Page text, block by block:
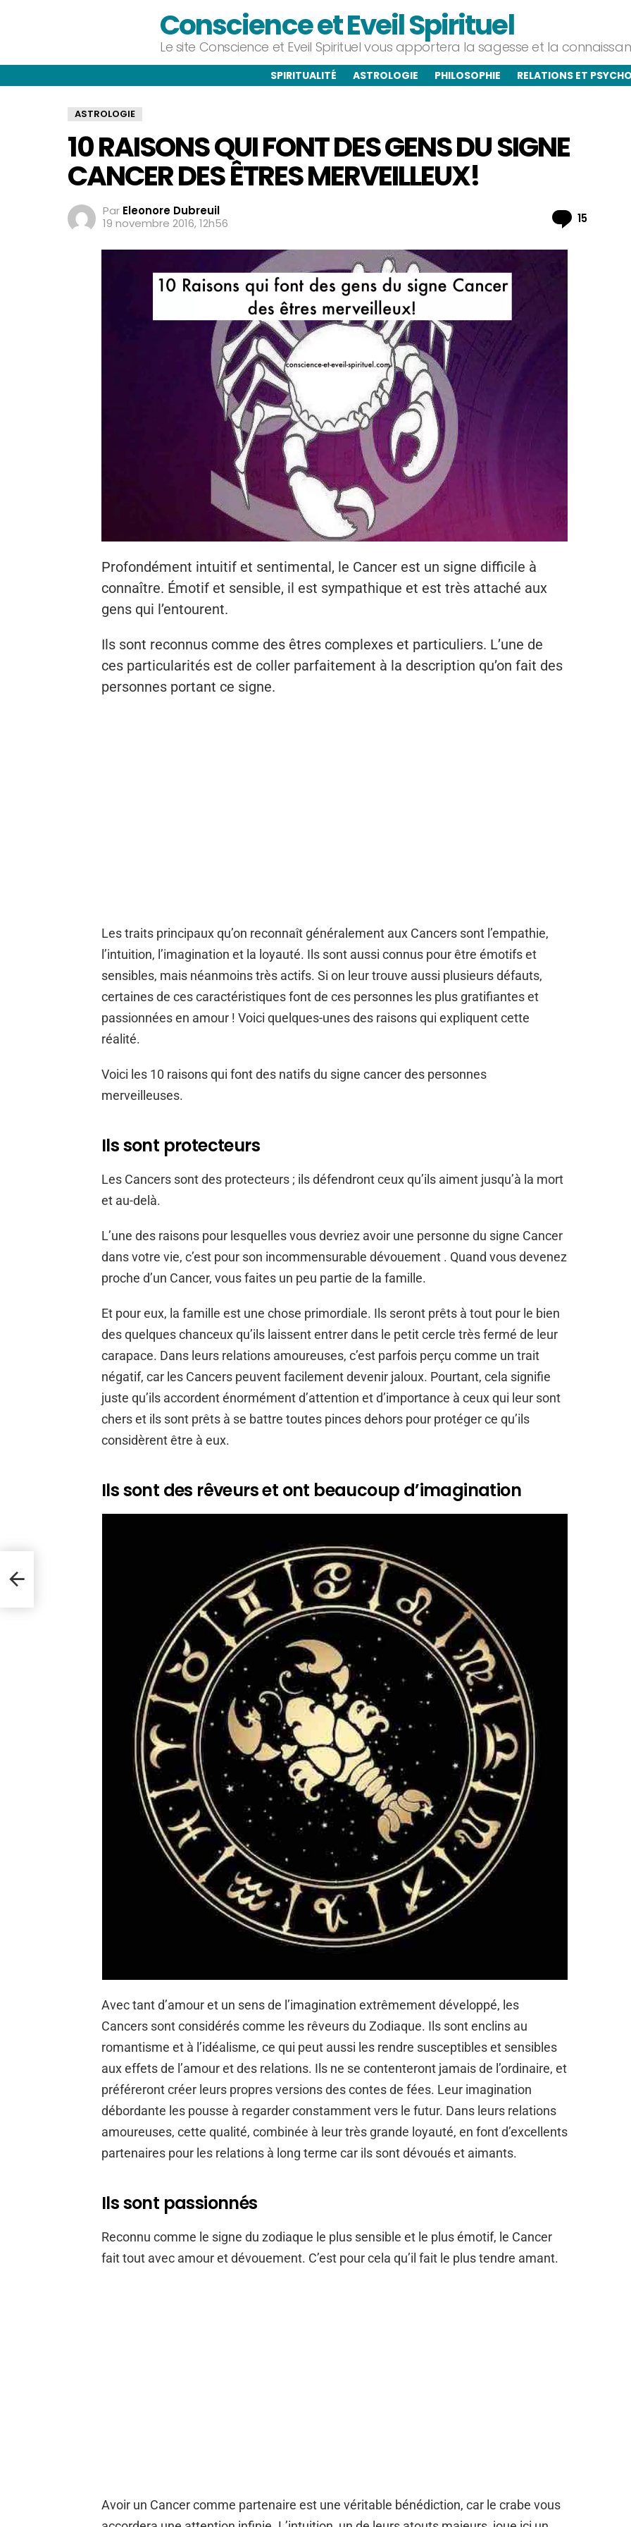
Conscience et Eveil Spirituel
Le site Conscience et Eveil Spirituel vous apportera la sagesse et la
SPIRITUALITÉ ASTROLOGIE PHILOSOPHIE RELATIONS ET
ASTROLOGIE
10 RAISONS QUI FONT DES GENS DU SIGNE
CANCER DES ÊTRES MERVEILLEUX!
Par Eleonore Dubreuil
19 novembre 2016, 12h56
15
Profondément intuitif et sentimental, le Cancer est un signe difficile à
connaître. Émotif et sensible, il est sympathique et est très attaché aux
gens qui l’entourent.
Ils sont reconnus comme des êtres complexes et particuliers. L’une de
ces particularités est de coller parfaitement à la description qu’on fait des
personnes portant ce signe.
Les traits principaux qu’on reconnaît généralement aux Cancers sont l’empathie,
l’intuition, l’imagination et la loyauté. Ils sont aussi connus pour être émotifs et
sensibles, mais néanmoins très actifs. Si on leur trouve aussi plusieurs défauts,
certaines de ces caractéristiques font de ces personnes les plus gratifiantes et
passionnées en amour ! Voici quelques-unes des raisons qui expliquent cette
réalité.
Voici les 10 raisons qui font des natifs du signe cancer des personnes
merveilleuses.
Ils sont protecteurs
Les Cancers sont des protecteurs ; ils défendront ceux qu’ils aiment jusqu’à la mort
et au-delà.
L’une des raisons pour lesquelles vous devriez avoir une personne du signe Cancer
dans votre vie, c’est pour son incommensurable dévouement . Quand vous devenez
proche d’un Cancer, vous faites un peu partie de la famille.
Et pour eux, la famille est une chose primordiale. Ils seront prêts à tout pour le bien
des quelques chanceux qu’ils laissent entrer dans le petit cercle très fermé de leur
carapace. Dans leurs relations amoureuses, c’est parfois perçu comme un trait
négatif, car les Cancers peuvent facilement devenir jaloux. Pourtant, cela signifie
juste qu’ils accordent énormément d’attention et d’importance à ceux qui leur sont
chers et ils sont prêts à se battre toutes pinces dehors pour protéger ce qu’ils
considèrent être à eux.
Ils sont des rêveurs et ont beaucoup d’imagination
Avec tant d’amour et un sens de l’imagination extrêmement développé, les
Cancers sont considérés comme les rêveurs du Zodiaque. Ils sont enclins au
romantisme et à l’idéalisme, ce qui peut aussi les rendre susceptibles et sensibles
aux effets de l’amour et des relations. Ils ne se contenteront jamais de l’ordinaire, et
préféreront créer leurs propres versions des contes de fées. Leur imagination
débordante les pousse à regarder constamment vers le futur. Dans leurs relations
amoureuses, cette qualité, combinée à leur très grande loyauté, en font d’excellents
partenaires pour les relations à long terme car ils sont dévoués et aimants.
Ils sont passionnés
Reconnu comme le signe du zodiaque le plus sensible et le plus émotif, le Cancer
fait tout avec amour et dévouement. C’est pour cela qu’il fait le plus tendre amant.
Avoir un Cancer comme partenaire est une véritable bénédiction, car le crabe vous